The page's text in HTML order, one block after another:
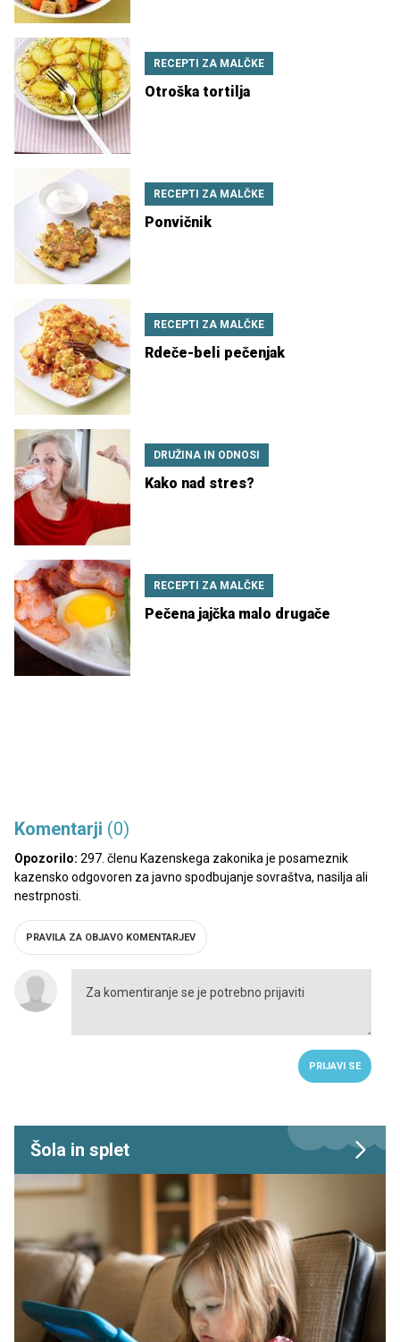
RECEPTI ZA MALČKE
Otroška tortilja
RECEPTI ZA MALČKE
Ponvičnik
RECEPTI ZA MALČKE
Rdeče-beli pečenjak
DRUŽINA IN ODNOSI
Kako nad stres?
RECEPTI ZA MALČKE
Pečena jajčka malo drugače
Komentarji (0)
Opozorilo: 297. členu Kazenskega zakonika je posameznik
kazensko odgovoren za javno spodbujanje sovraštva, nasilja ali
nestrpnosti.
PRAVILA ZA OBJAVO KOMENTARJEV
PRIJAVI SE
Šola in splet